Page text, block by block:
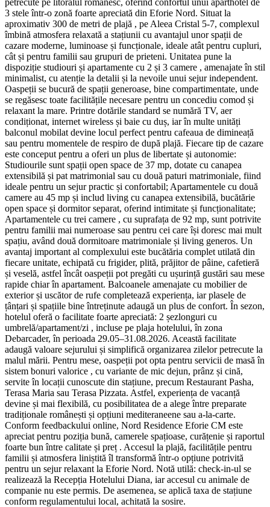
3 stele într-o zonă foarte apreciată din Eforie Nord. Situat la
aproximativ 300 de metri de plajă , pe Aleea Cristal 5-7, complexul
îmbină atmosfera relaxată a stațiunii cu avantajul unor spații de
cazare moderne, luminoase și funcționale, ideale atât pentru cupluri,
cât și pentru familii sau grupuri de prieteni. Unitatea pune la
dispoziție studiouri și apartamente cu 2 și 3 camere , amenajate în stil
minimalist, cu atenție la detalii și la nevoile unui sejur independent.
Oaspeții se bucură de spații generoase, bine compartimentate, unde
se regăsesc toate facilitățile necesare pentru un concediu comod și
relaxant la mare. Printre dotările standard se numără TV, aer
condiționat, internet wireless și baie cu duș, iar în multe unități
balconul mobilat devine locul perfect pentru cafeaua de dimineață
sau pentru momentele de respiro de după plajă. Fiecare tip de cazare
este conceput pentru a oferi un plus de libertate și autonomie:
Studiourile sunt spații open space de 37 mp, dotate cu canapea
extensibilă și pat matrimonial sau cu două paturi matrimoniale, fiind
ideale pentru un sejur practic și confortabil; Apartamentele cu două
camere au 45 mp și includ living cu canapea extensibilă, bucătărie
open space și dormitor separat, oferind intimitate și funcționalitate;
Apartamentele cu trei camere , cu suprafața de 92 mp, sunt potrivite
pentru familii mai numeroase sau pentru cei care își doresc mai mult
spațiu, având două dormitoare matrimoniale și living generos. Un
avantaj important al complexului este bucătăria complet utilată din
fiecare unitate, echipată cu frigider, plită, prăjitor de pâine, cafetieră
și veselă, astfel încât oaspeții pot pregăti cu ușurință gustări sau mese
rapide chiar în apartament. Balcoanele amenajate cu mobilier de
exterior și uscător de rufe completează experiența, iar plasele de
țânțari și spațiile bine întreținute adaugă un plus de confort. În sezon,
hotelul oferă o facilitate foarte apreciată: 2 șezlonguri cu
umbrelă/apartament/zi , incluse pe plaja hotelului, în zona
Debarcader, în perioada 29.05–31.08.2026. Această facilitate
adaugă valoare sejurului și simplifică organizarea zilelor petrecute la
malul mării. Pentru mese, oaspeții pot opta pentru servicii de masă în
sistem bonuri valorice , cu variante de mic dejun, prânz și cină,
servite în locații cunoscute din stațiune, precum Restaurant Pasha,
Terasa Maria sau Terasa Pizzata. Astfel, experiența de vacanță
devine și mai flexibilă, cu posibilitatea de a alege între preparate
tradiționale românești și opțiuni mediteraneene sau a-la-carte.
Conform feedbackului online, Nord Residence Eforie CM este
apreciat pentru poziția bună, camerele spațioase, curățenie și raportul
foarte bun între calitate și preț . Accesul la plajă, facilitățile pentru
familii și atmosfera liniștită îl transformă într-o opțiune potrivită
pentru un sejur relaxant la Eforie Nord. Notă utilă: check-in-ul se
realizează la Recepția Hotelului Diana, iar accesul cu animale de
companie nu este permis. De asemenea, se aplică taxa de stațiune
conform regulamentului local, achitată la sosire.